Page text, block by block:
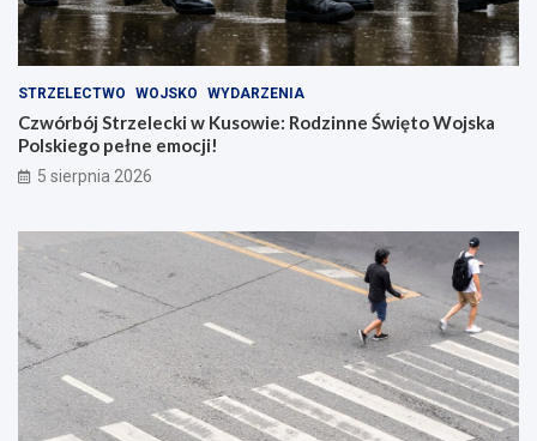
STRZELECTWO WOJSKO WYDARZENIA
Czwórbój Strzelecki w Kusowie: Rodzinne Święto Wojska
Polskiego pełne emocji!
5 sierpnia 2026